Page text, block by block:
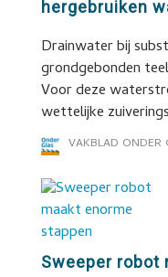
hergebruiken
Drainwater bij
grondgebonden
Voor deze
wettelijke
VAKBLAD ONDER
Sweeper robot